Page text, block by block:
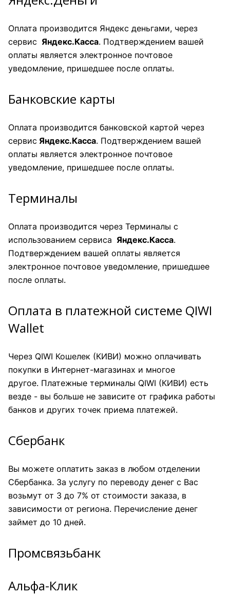
Оплата производится Яндекс деньгами, через
сервис Яндекс.Касса. Подтверждением вашей
оплаты является электронное почтовое
уведомление, пришедшее после оплаты.
Банковские карты
Оплата производится банковской картой через
сервис Яндекс.Касса. Подтверждением вашей
оплаты является электронное почтовое
уведомление, пришедшее после оплаты.
Терминалы
Оплата производится через Терминалы с
использованием сервиса Яндекс.Касса.
Подтверждением вашей оплаты является
электронное почтовое уведомление, пришедшее
после оплаты.
Оплата в платежной системе QIWI
Wallet
Через QIWI Кошелек (КИВИ) можно оплачивать
покупки в Интернет-магазинах и многое
другое. Платежные терминалы QIWI (КИВИ) есть
везде - вы больше не зависите от графика работы
банков и других точек приема платежей.
Сбербанк
Вы можете оплатить заказ в любом отделении
Сбербанка. За услугу по переводу денег с Вас
возьмут от 3 до 7% от стоимости заказа, в
зависимости от региона. Перечисление денег
займет до 10 дней.
Промсвязьбанк
Альфа-Клик